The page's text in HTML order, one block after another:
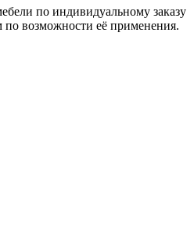
по индивидуальному заказу
по возможности её применения.